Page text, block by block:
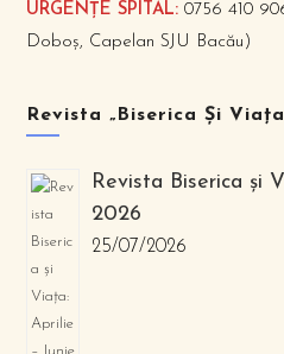
URGENȚE SPITAL: 0756 410
Doboș, Capelan SJU Bacău)
Revista „Biserica Și
Revista Biserica și
2026
25/07/2026